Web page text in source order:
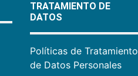
TRATAMIENTO DE
DATOS
Políticas de Tratamiento
de Datos Personales